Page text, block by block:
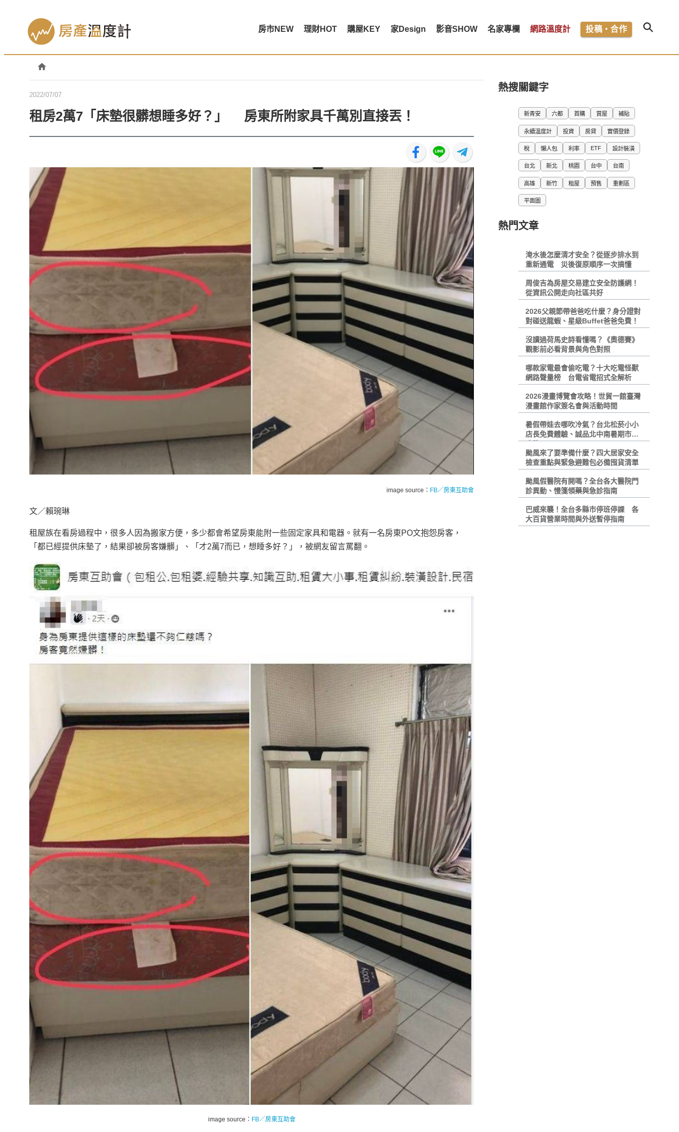
房市NEW 理財HOT 購屋KEY 家Design 影音SHOW 名家專欄 網路溫度計 投稿・合作
2022/07/07
租房2萬7「床墊很髒想睡多好？」 房東所附家具千萬別直接丟！
image source： FB／房東互助會
文／賴琬琳
租屋族在看房過程中，很多人因為搬家方便，多少都會希望房東能附一些固定家具和電器。就有一名房東PO文抱怨房客，
「都已經提供床墊了，結果卻被房客嫌髒」、「才2萬7而已，想睡多好？」，被網友留言罵翻。
image source： FB／房東互助會
熱搜關鍵字
新青安 六都 首購 賞屋 補貼
永續溫度計 投資 房貸 實價登錄
稅 懶人包 利率 ETF 設計裝潢
台北 新北 桃園 台中 台南
高雄 新竹 租屋 預售 重劃區
平面圖
熱門文章
淹水後怎麼清才安全？從逐步排水到
重新通電 災後復原順序一次搞懂
周俊吉為房屋交易建立安全防護網！
從資訊公開走向社區共好
2026父親節帶爸爸吃什麼？身分證對
對碰送龍蝦、星級Buffet爸爸免費！
沒讀過荷馬史詩看懂嗎？《奧德賽》
觀影前必看背景與角色對照
哪款家電最會偷吃電？十大吃電怪獸
網路聲量榜 台電省電招式全解析
2026漫畫博覽會攻略！世貿一館臺灣
漫畫館作家簽名會與活動時間
暑假帶娃去哪吹冷氣？台北松菸小小
店長免費體驗、誠品北中南暑期市集
攻略
颱風來了要準備什麼？四大居家安全
檢查重點與緊急避難包必備囤貨清單
颱風假醫院有開嗎？全台各大醫院門
診異動、慢箋領藥與急診指南
巴威來襲！全台多縣市停班停課 各
大百貨營業時間與外送暫停指南